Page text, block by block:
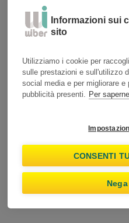
Ho almeno 25 anni
tuo
Informazioni sui
sito
Utilizziamo i cookie per
sulle prestazioni e sull'utilizzo
social media e per migliorare
pubblicità presenti. Per
CONSENTI